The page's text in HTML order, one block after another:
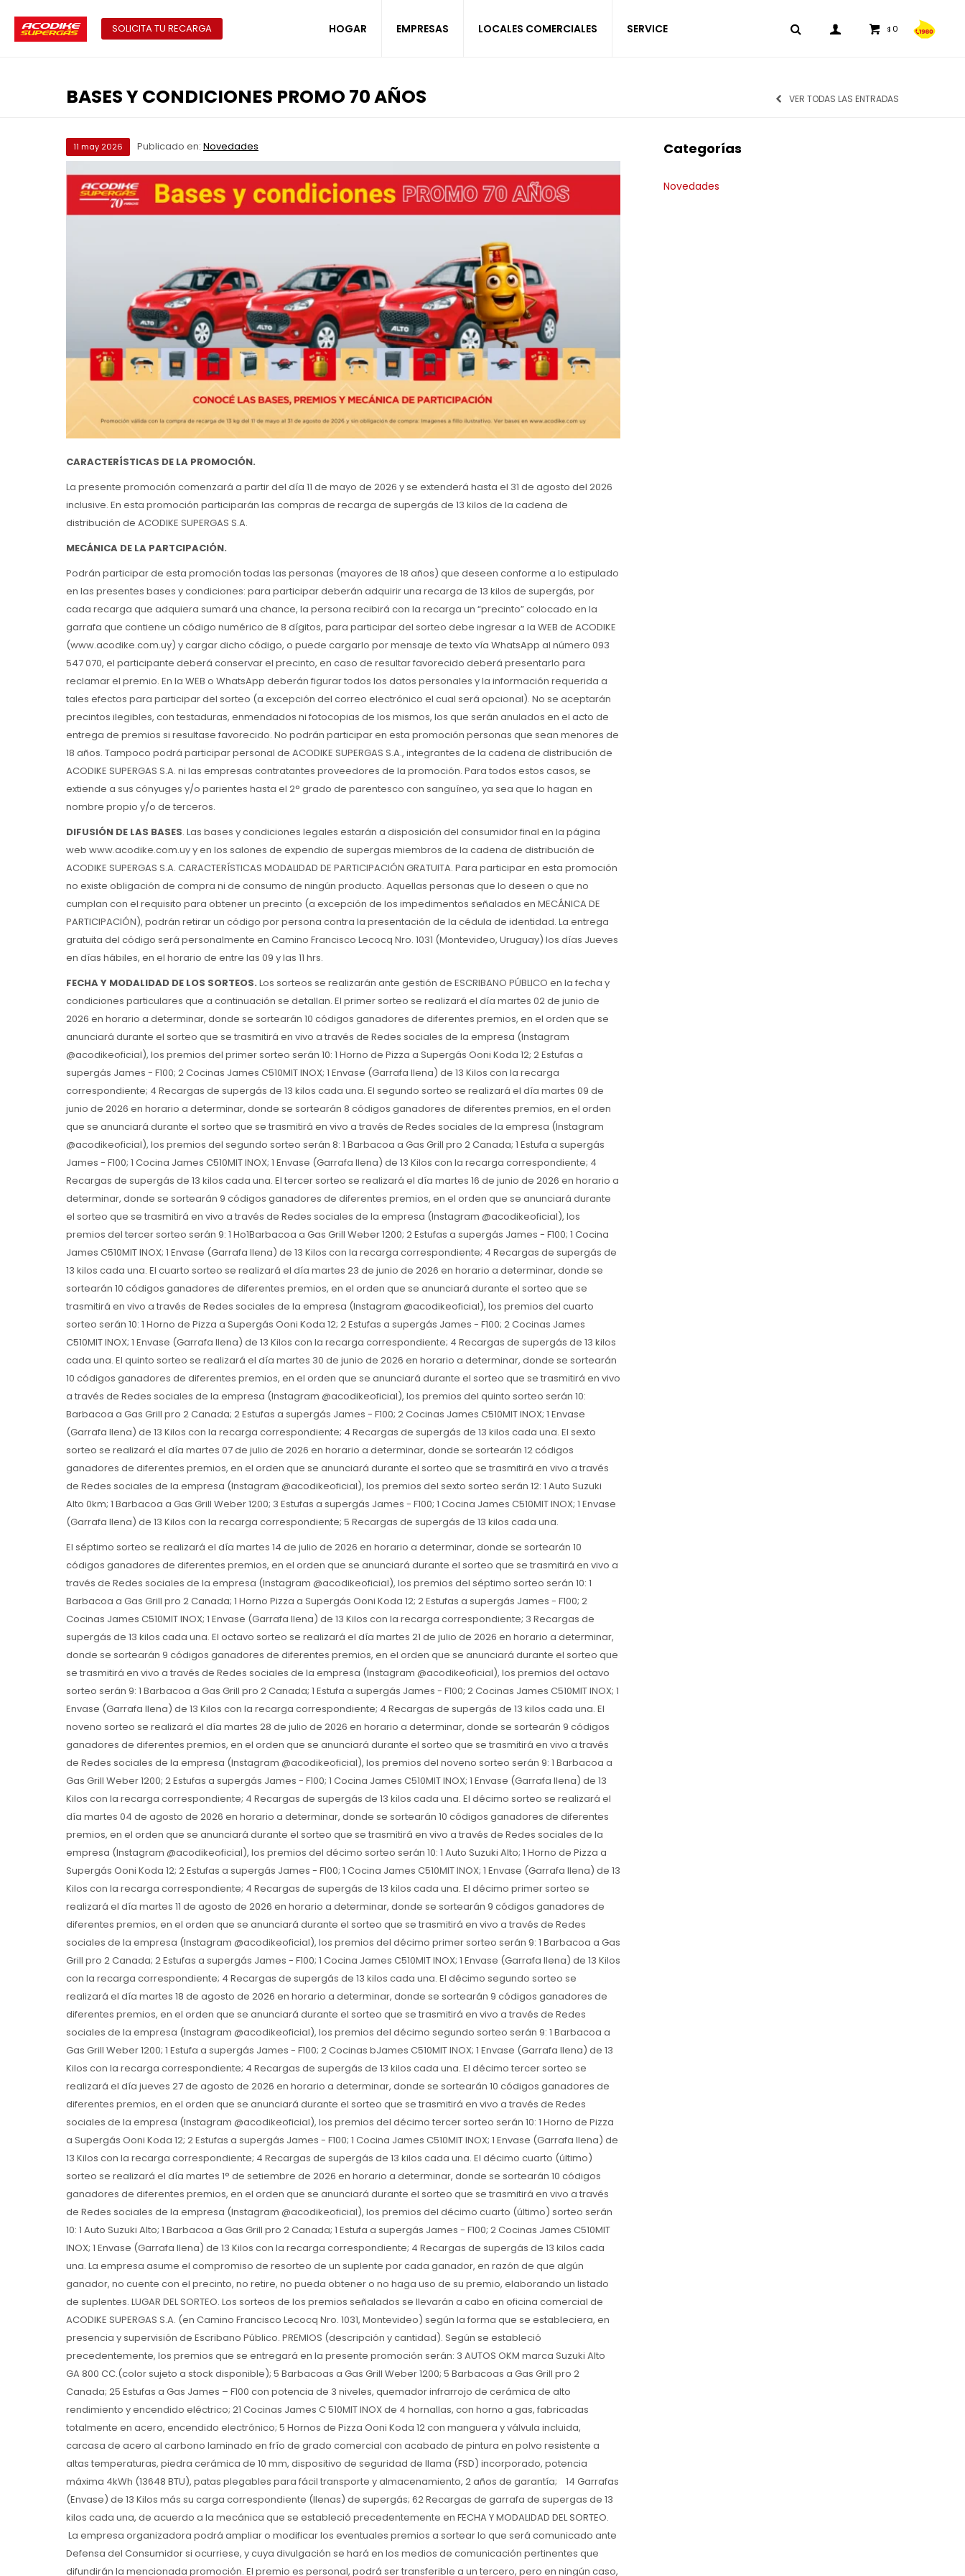
SOLICITA TU RECARGA HOGAR EMPRESAS LOCALES COMERCIALES SERVICE $ 0
BASES Y CONDICIONES PROMO 70 AÑOS VER TODAS LAS ENTRADAS
11 may 2026 Publicado en: Novedades
CARACTERÍSTICAS DE LA PROMOCIÓN.
La presente promoción comenzará a partir del día 11 de mayo de 2026 y se extenderá hasta el 31 de agosto del 2026
inclusive. En esta promoción participarán las compras de recarga de supergás de 13 kilos de la cadena de
distribución de ACODIKE SUPERGAS S.A.
MECÁNICA DE LA PARTCIPACIÓN.
Podrán participar de esta promoción todas las personas (mayores de 18 años) que deseen conforme a lo estipulado
en las presentes bases y condiciones: para participar deberán adquirir una recarga de 13 kilos de supergás, por
cada recarga que adquiera sumará una chance, la persona recibirá con la recarga un “precinto” colocado en la
garrafa que contiene un código numérico de 8 dígitos, para participar del sorteo debe ingresar a la WEB de ACODIKE
(www.acodike.com.uy) y cargar dicho código, o puede cargarlo por mensaje de texto vía WhatsApp al número 093
547 070, el participante deberá conservar el precinto, en caso de resultar favorecido deberá presentarlo para
reclamar el premio. En la WEB o WhatsApp deberán figurar todos los datos personales y la información requerida a
tales efectos para participar del sorteo (a excepción del correo electrónico el cual será opcional). No se aceptarán
precintos ilegibles, con testaduras, enmendados ni fotocopias de los mismos, los que serán anulados en el acto de
entrega de premios si resultase favorecido. No podrán participar en esta promoción personas que sean menores de
18 años. Tampoco podrá participar personal de ACODIKE SUPERGAS S.A., integrantes de la cadena de distribución de
ACODIKE SUPERGAS S.A. ni las empresas contratantes proveedores de la promoción. Para todos estos casos, se
extiende a sus cónyuges y/o parientes hasta el 2° grado de parentesco con sanguíneo, ya sea que lo hagan en
nombre propio y/o de terceros.
DIFUSIÓN DE LAS BASES. Las bases y condiciones legales estarán a disposición del consumidor final en la página
web www.acodike.com.uy y en los salones de expendio de supergas miembros de la cadena de distribución de
ACODIKE SUPERGAS S.A. CARACTERÍSTICAS MODALIDAD DE PARTICIPACIÓN GRATUITA. Para participar en esta promoción
no existe obligación de compra ni de consumo de ningún producto. Aquellas personas que lo deseen o que no
cumplan con el requisito para obtener un precinto (a excepción de los impedimentos señalados en MECÁNICA DE
PARTICIPACIÓN), podrán retirar un código por persona contra la presentación de la cédula de identidad. La entrega
gratuita del código será personalmente en Camino Francisco Lecocq Nro. 1031 (Montevideo, Uruguay) los días Jueves
en días hábiles, en el horario de entre las 09 y las 11 hrs.
FECHA Y MODALIDAD DE LOS SORTEOS. Los sorteos se realizarán ante gestión de ESCRIBANO PÚBLICO en la fecha y
condiciones particulares que a continuación se detallan. El primer sorteo se realizará el día martes 02 de junio de
2026 en horario a determinar, donde se sortearán 10 códigos ganadores de diferentes premios, en el orden que se
anunciará durante el sorteo que se trasmitirá en vivo a través de Redes sociales de la empresa (Instagram
@acodikeoficial), los premios del primer sorteo serán 10: 1 Horno de Pizza a Supergás Ooni Koda 12; 2 Estufas a
supergás James - F100; 2 Cocinas James C510MIT INOX; 1 Envase (Garrafa llena) de 13 Kilos con la recarga
correspondiente; 4 Recargas de supergás de 13 kilos cada una. El segundo sorteo se realizará el día martes 09 de
junio de 2026 en horario a determinar, donde se sortearán 8 códigos ganadores de diferentes premios, en el orden
que se anunciará durante el sorteo que se trasmitirá en vivo a través de Redes sociales de la empresa (Instagram
@acodikeoficial), los premios del segundo sorteo serán 8: 1 Barbacoa a Gas Grill pro 2 Canada; 1 Estufa a supergás
James - F100; 1 Cocina James C510MIT INOX; 1 Envase (Garrafa llena) de 13 Kilos con la recarga correspondiente; 4
Recargas de supergás de 13 kilos cada una. El tercer sorteo se realizará el día martes 16 de junio de 2026 en horario a
determinar, donde se sortearán 9 códigos ganadores de diferentes premios, en el orden que se anunciará durante
el sorteo que se trasmitirá en vivo a través de Redes sociales de la empresa (Instagram @acodikeoficial), los
premios del tercer sorteo serán 9: 1 Ho1Barbacoa a Gas Grill Weber 1200; 2 Estufas a supergás James - F100; 1 Cocina
James C510MIT INOX; 1 Envase (Garrafa llena) de 13 Kilos con la recarga correspondiente; 4 Recargas de supergás de
13 kilos cada una. El cuarto sorteo se realizará el día martes 23 de junio de 2026 en horario a determinar, donde se
sortearán 10 códigos ganadores de diferentes premios, en el orden que se anunciará durante el sorteo que se
trasmitirá en vivo a través de Redes sociales de la empresa (Instagram @acodikeoficial), los premios del cuarto
sorteo serán 10: 1 Horno de Pizza a Supergás Ooni Koda 12; 2 Estufas a supergás James - F100; 2 Cocinas James
C510MIT INOX; 1 Envase (Garrafa llena) de 13 Kilos con la recarga correspondiente; 4 Recargas de supergás de 13 kilos
cada una. El quinto sorteo se realizará el día martes 30 de junio de 2026 en horario a determinar, donde se sortearán
10 códigos ganadores de diferentes premios, en el orden que se anunciará durante el sorteo que se trasmitirá en vivo
a través de Redes sociales de la empresa (Instagram @acodikeoficial), los premios del quinto sorteo serán 10:
Barbacoa a Gas Grill pro 2 Canada; 2 Estufas a supergás James - F100; 2 Cocinas James C510MIT INOX; 1 Envase
(Garrafa llena) de 13 Kilos con la recarga correspondiente; 4 Recargas de supergás de 13 kilos cada una. El sexto
sorteo se realizará el día martes 07 de julio de 2026 en horario a determinar, donde se sortearán 12 códigos
ganadores de diferentes premios, en el orden que se anunciará durante el sorteo que se trasmitirá en vivo a través
de Redes sociales de la empresa (Instagram @acodikeoficial), los premios del sexto sorteo serán 12: 1 Auto Suzuki
Alto 0km; 1 Barbacoa a Gas Grill Weber 1200; 3 Estufas a supergás James - F100; 1 Cocina James C510MIT INOX; 1 Envase
(Garrafa llena) de 13 Kilos con la recarga correspondiente; 5 Recargas de supergás de 13 kilos cada una.
El séptimo sorteo se realizará el día martes 14 de julio de 2026 en horario a determinar, donde se sortearán 10
códigos ganadores de diferentes premios, en el orden que se anunciará durante el sorteo que se trasmitirá en vivo a
través de Redes sociales de la empresa (Instagram @acodikeoficial), los premios del séptimo sorteo serán 10: 1
Barbacoa a Gas Grill pro 2 Canada; 1 Horno Pizza a Supergás Ooni Koda 12; 2 Estufas a supergás James - F100; 2
Cocinas James C510MIT INOX; 1 Envase (Garrafa llena) de 13 Kilos con la recarga correspondiente; 3 Recargas de
supergás de 13 kilos cada una. El octavo sorteo se realizará el día martes 21 de julio de 2026 en horario a determinar,
donde se sortearán 9 códigos ganadores de diferentes premios, en el orden que se anunciará durante el sorteo que
se trasmitirá en vivo a través de Redes sociales de la empresa (Instagram @acodikeoficial), los premios del octavo
sorteo serán 9: 1 Barbacoa a Gas Grill pro 2 Canada; 1 Estufa a supergás James - F100; 2 Cocinas James C510MIT INOX; 1
Envase (Garrafa llena) de 13 Kilos con la recarga correspondiente; 4 Recargas de supergás de 13 kilos cada una. El
noveno sorteo se realizará el día martes 28 de julio de 2026 en horario a determinar, donde se sortearán 9 códigos
ganadores de diferentes premios, en el orden que se anunciará durante el sorteo que se trasmitirá en vivo a través
de Redes sociales de la empresa (Instagram @acodikeoficial), los premios del noveno sorteo serán 9: 1 Barbacoa a
Gas Grill Weber 1200; 2 Estufas a supergás James - F100; 1 Cocina James C510MIT INOX; 1 Envase (Garrafa llena) de 13
Kilos con la recarga correspondiente; 4 Recargas de supergás de 13 kilos cada una. El décimo sorteo se realizará el
día martes 04 de agosto de 2026 en horario a determinar, donde se sortearán 10 códigos ganadores de diferentes
premios, en el orden que se anunciará durante el sorteo que se trasmitirá en vivo a través de Redes sociales de la
empresa (Instagram @acodikeoficial), los premios del décimo sorteo serán 10: 1 Auto Suzuki Alto; 1 Horno de Pizza a
Supergás Ooni Koda 12; 2 Estufas a supergás James - F100; 1 Cocina James C510MIT INOX; 1 Envase (Garrafa llena) de 13
Kilos con la recarga correspondiente; 4 Recargas de supergás de 13 kilos cada una. El décimo primer sorteo se
realizará el día martes 11 de agosto de 2026 en horario a determinar, donde se sortearán 9 códigos ganadores de
diferentes premios, en el orden que se anunciará durante el sorteo que se trasmitirá en vivo a través de Redes
sociales de la empresa (Instagram @acodikeoficial), los premios del décimo primer sorteo serán 9: 1 Barbacoa a Gas
Grill pro 2 Canada; 2 Estufas a supergás James - F100; 1 Cocina James C510MIT INOX; 1 Envase (Garrafa llena) de 13 Kilos
con la recarga correspondiente; 4 Recargas de supergás de 13 kilos cada una. El décimo segundo sorteo se
realizará el día martes 18 de agosto de 2026 en horario a determinar, donde se sortearán 9 códigos ganadores de
diferentes premios, en el orden que se anunciará durante el sorteo que se trasmitirá en vivo a través de Redes
sociales de la empresa (Instagram @acodikeoficial), los premios del décimo segundo sorteo serán 9: 1 Barbacoa a
Gas Grill Weber 1200; 1 Estufa a supergás James - F100; 2 Cocinas bJames C510MIT INOX; 1 Envase (Garrafa llena) de 13
Kilos con la recarga correspondiente; 4 Recargas de supergás de 13 kilos cada una. El décimo tercer sorteo se
realizará el día jueves 27 de agosto de 2026 en horario a determinar, donde se sortearán 10 códigos ganadores de
diferentes premios, en el orden que se anunciará durante el sorteo que se trasmitirá en vivo a través de Redes
sociales de la empresa (Instagram @acodikeoficial), los premios del décimo tercer sorteo serán 10: 1 Horno de Pizza
a Supergás Ooni Koda 12; 2 Estufas a supergás James - F100; 1 Cocina James C510MIT INOX; 1 Envase (Garrafa llena) de
13 Kilos con la recarga correspondiente; 4 Recargas de supergás de 13 kilos cada una. El décimo cuarto (último)
sorteo se realizará el día martes 1° de setiembre de 2026 en horario a determinar, donde se sortearán 10 códigos
ganadores de diferentes premios, en el orden que se anunciará durante el sorteo que se trasmitirá en vivo a través
de Redes sociales de la empresa (Instagram @acodikeoficial), los premios del décimo cuarto (último) sorteo serán
10: 1 Auto Suzuki Alto; 1 Barbacoa a Gas Grill pro 2 Canada; 1 Estufa a supergás James - F100; 2 Cocinas James C510MIT
INOX; 1 Envase (Garrafa llena) de 13 Kilos con la recarga correspondiente; 4 Recargas de supergás de 13 kilos cada
una. La empresa asume el compromiso de resorteo de un suplente por cada ganador, en razón de que algún
ganador, no cuente con el precinto, no retire, no pueda obtener o no haga uso de su premio, elaborando un listado
de suplentes. LUGAR DEL SORTEO. Los sorteos de los premios señalados se llevarán a cabo en oficina comercial de
ACODIKE SUPERGAS S.A. (en Camino Francisco Lecocq Nro. 1031, Montevideo) según la forma que se estableciera, en
presencia y supervisión de Escribano Público. PREMIOS (descripción y cantidad). Según se estableció
precedentemente, los premios que se entregará en la presente promoción serán: 3 AUTOS OKM marca Suzuki Alto
GA 800 CC.(color sujeto a stock disponible); 5 Barbacoas a Gas Grill Weber 1200; 5 Barbacoas a Gas Grill pro 2
Canada; 25 Estufas a Gas James – F100 con potencia de 3 niveles, quemador infrarrojo de cerámica de alto
rendimiento y encendido eléctrico; 21 Cocinas James C 510MIT INOX de 4 hornallas, con horno a gas, fabricadas
totalmente en acero, encendido electrónico; 5 Hornos de Pizza Ooni Koda 12 con manguera y válvula incluida,
carcasa de acero al carbono laminado en frío de grado comercial con acabado de pintura en polvo resistente a
altas temperaturas, piedra cerámica de 10 mm, dispositivo de seguridad de llama (FSD) incorporado, potencia
máxima 4kWh (13648 BTU), patas plegables para fácil transporte y almacenamiento, 2 años de garantía; 14 Garrafas
(Envase) de 13 Kilos más su carga correspondiente (llenas) de supergás; 62 Recargas de garrafa de supergas de 13
kilos cada una, de acuerdo a la mecánica que se estableció precedentemente en FECHA Y MODALIDAD DEL SORTEO.
La empresa organizadora podrá ampliar o modificar los eventuales premios a sortear lo que será comunicado ante
Defensa del Consumidor si ocurriese, y cuya divulgación se hará en los medios de comunicación pertinentes que
difundirán la mencionada promoción. El premio es personal, podrá ser transferible a un tercero, pero en ningún caso,
Categorías
Novedades